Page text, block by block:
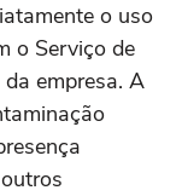
o uso
o Serviço de
empresa. A